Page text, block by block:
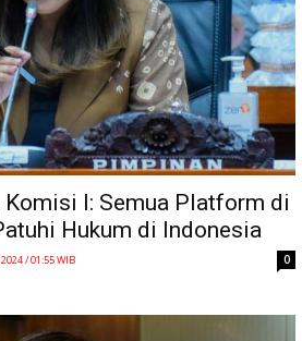
Komisi I: Semua Platform di
Hukum di Indonesia
/ 01:55 WIB 0